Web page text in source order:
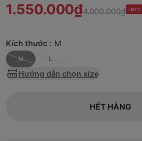
1.550.000₫4.000.000₫ -62%
Kích thước : M
M L
Hướng dẫn chọn size
HẾT HÀNG